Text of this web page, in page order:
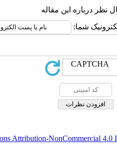
نظر درباره این مقاله
شما:
Attribution-NonCommercial 4.0